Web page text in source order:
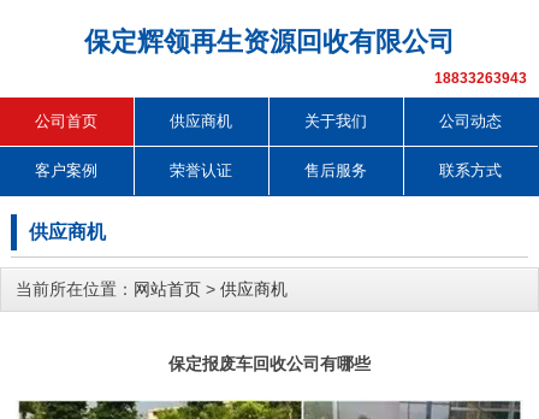
保定辉领再生资源回收有限公司
18833263943
公司首页 供应商机 关于我们 公司动态
客户案例 荣誉认证 售后服务 联系方式
供应商机
当前所在位置： 网站首页 > 供应商机
保定报废车回收公司有哪些